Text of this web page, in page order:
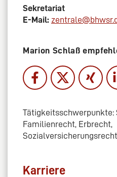
Tätigkeitsschwerpunkte:
Familienrecht, Erbrecht,
Sozialversicherungsrecht
Karriere
Sekretariat
E-Mail:
Marion Schlaß